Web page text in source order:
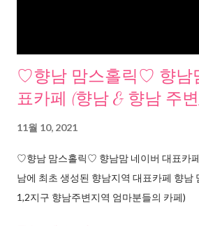
♡향남 맘스홀릭♡ 향남
표카페 (향남 & 향남 주
11월 10, 2021
♡향남 맘스홀릭♡ 향남맘 네이버 대표카
남에 최초 생성된 향남지역 대표카페 향남
1,2지구 향남주변지역 엄마분들의 카페)